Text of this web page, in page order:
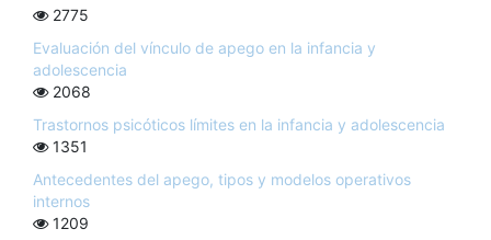
2775
Evaluación del vínculo de apego en la infancia y
adolescencia
2068
Trastornos psicóticos límites en la infancia y adolescencia
1351
Antecedentes del apego, tipos y modelos operativos
internos
1209